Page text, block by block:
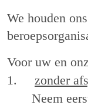
We houden
Voor uw en
1. zonder
Neem